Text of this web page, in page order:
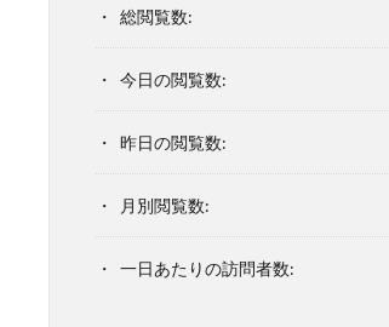
総閲覧数:
今日の閲覧数:
昨日の閲覧数:
月別閲覧数:
一日あたりの訪問者数: